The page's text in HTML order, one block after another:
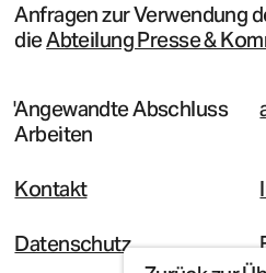
Anfragen zur Verwendung
dieAbteilung Presse &
Angewandte Abschluss
Arbeiten
Kontakt
Datenschutz